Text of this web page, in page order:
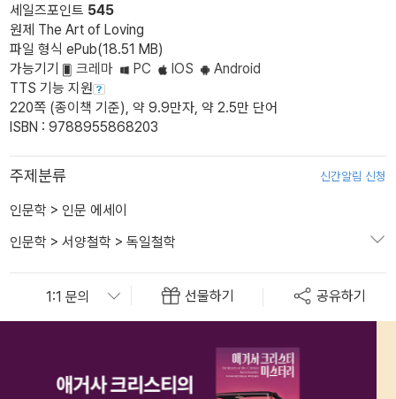
세일즈포인트 545
원제 The Art of Loving
파일 형식 ePub(18.51 MB)
가능기기
크레마 PC IOS
Android
TTS 기능 지원
220쪽 (종이책 기준), 약 9.9만자, 약 2.5만 단어
ISBN : 9788955868203
주제분류 신간알림 신청
인문학 > 인문 에세이
인문학 > 서양철학 > 독일철학
선물하기 공유하기